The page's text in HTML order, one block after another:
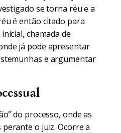
se torna réu e a
é então citado para
chamada de
já pode apresentar
e argumentar
do processo, onde as
o juiz. Ocorre a